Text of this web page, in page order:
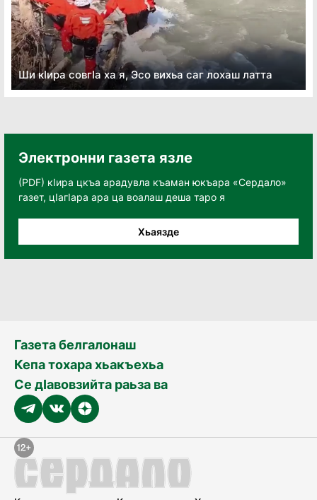
Ши кӏира совгӏа ха я, Эсо вихьа саг лохаш латта
Электронни газета язле
(PDF) кӀира цкъа арадувла къаман юкъара «Сердало»
газет, цӀагӀара ара ца воалаш деша таро я
Хьаязде
Газета белгалонаш
Кепа тохара хьакъехьа
Се дӀавовзийта раьза ва